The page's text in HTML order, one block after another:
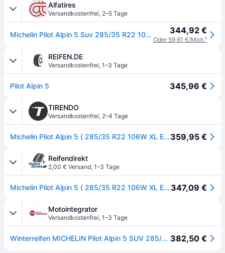
Alfatires
Versandkostenfrei, 2–5 Tage
Michelin Pilot Alpin 5 Suv 285/35 R22 106W XL Winterreifen 344,92 €
Oder 59,61 €/Mon.¹
REIFEN.DE
Versandkostenfrei, 1–3 Tage
Pilot Alpin 5 345,96 €
TIRENDO
Versandkostenfrei, 2–4 Tage
Michelin Pilot Alpin 5 ( 285/35 R22 106W XL EV Suitable, SUV, mit Felgenschutzleiste (FSL) )359,95 €
Reifendirekt
2,00 € Versand, 1–3 Tage
Michelin Pilot Alpin 5 ( 285/35 R22 106W XL EV Suitable, SUV, mit Felgenschutzleiste (FSL) ) 347,09 €
Motointegrator
Versandkostenfrei, 1–3 Tage
Winterreifen MICHELIN Pilot Alpin 5 SUV 285/35R22 XL 106W 382,50 €